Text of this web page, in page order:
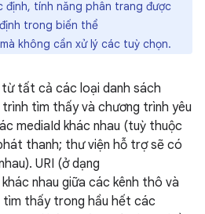
định, tính năng phân trang được
trong biến thể
mà không cần xử lý các tuỳ chọn.
từ tất cả các loại danh sách
tìm thấy và chương trình yêu
mediaId khác nhau (tuỳ thuộc
thanh; thư viện hỗ trợ sẽ có
URI (ở dạng
nhau giữa các kênh thô và
thấy trong hầu hết các